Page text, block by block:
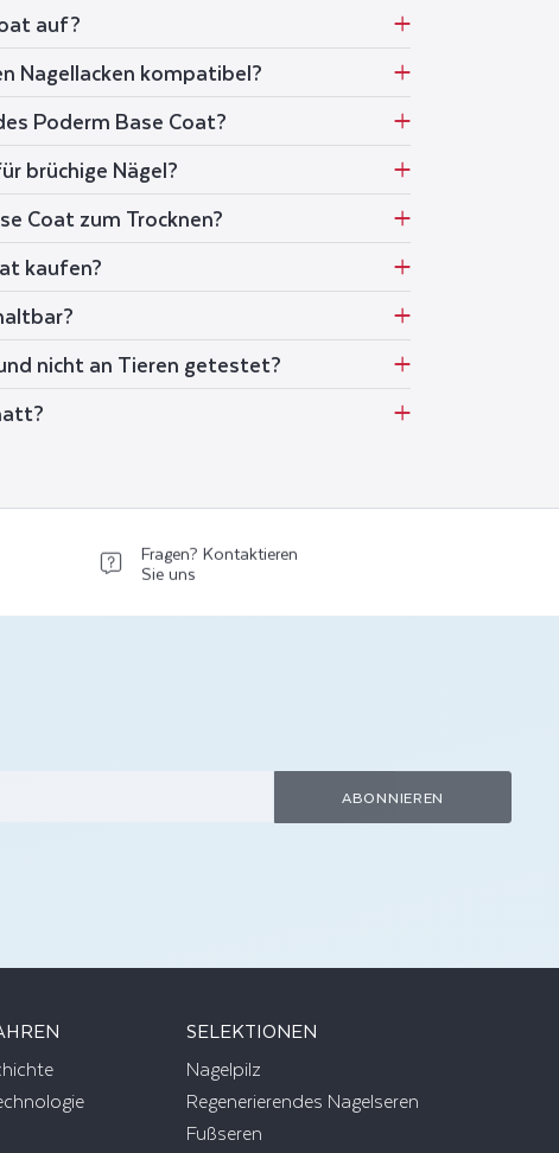
auf?
Nagellacken kompatibel?
Poderm Base Coat?
brüchige Nägel?
Coat zum Trocknen?
kaufen?
nicht an Tieren getestet?
Fragen? Kontaktieren
Sie uns
ABONNIEREN
SELEKTIONEN
Nagelpilz
Regenerierendes Nagelseren
Fußseren